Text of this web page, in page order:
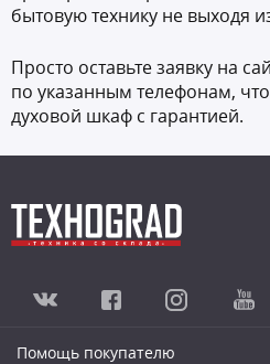
бытовую технику не выходя
Просто оставьте заявку на
по указанным телефонам,
духовой шкаф с гарантией.
Помощь покупателю